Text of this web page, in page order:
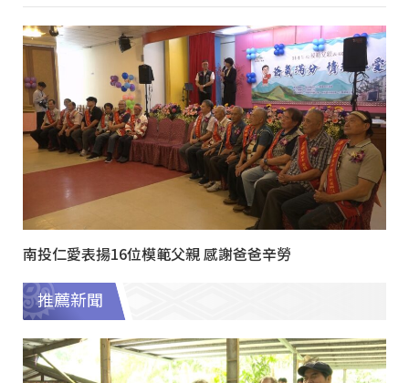
南投仁愛表揚16位模範父親 感謝爸爸辛勞
推薦新聞